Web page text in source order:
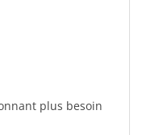
plus besoin